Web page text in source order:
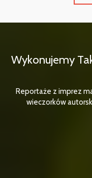
Wykonujemy
Reportaże z imprez
wieczorków